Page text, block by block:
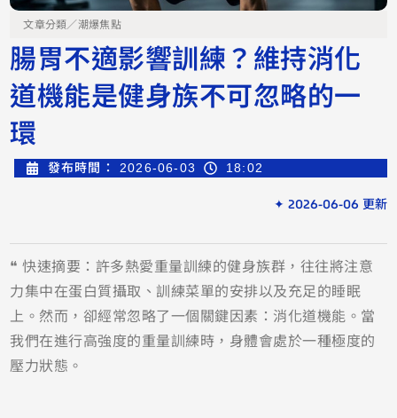
文章分類／潮爆焦點
腸胃不適影響訓練？維持消化
道機能是健身族不可忽略的一
環
發布時間： 2026-06-03 18:02
✦ 2026-06-06 更新
❝ 快速摘要：許多熱愛重量訓練的健身族群，往往將注意
力集中在蛋白質攝取、訓練菜單的安排以及充足的睡眠
上。然而，卻經常忽略了一個關鍵因素：消化道機能。當
我們在進行高強度的重量訓練時，身體會處於一種極度的
壓力狀態。